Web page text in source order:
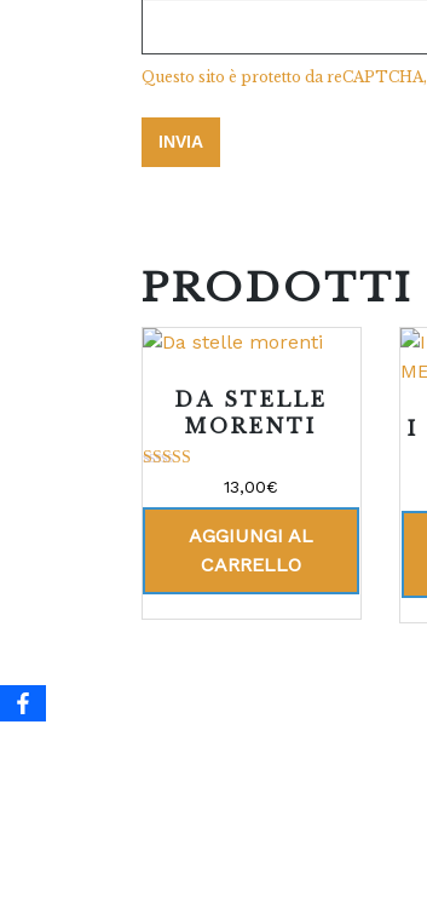
Questo sito è protetto da
PRODOTTI
DA STELLE
MORENTI
su 5
13,00€
AGGIUNGI AL
CARRELLO
I